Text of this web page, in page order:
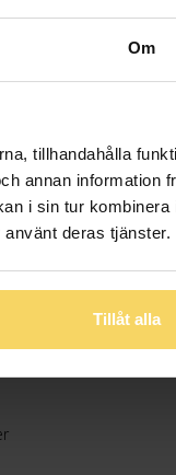
Om
tillhandahålla
annan information
i sin tur kombinera
deras tjänster.
Tillåt alla